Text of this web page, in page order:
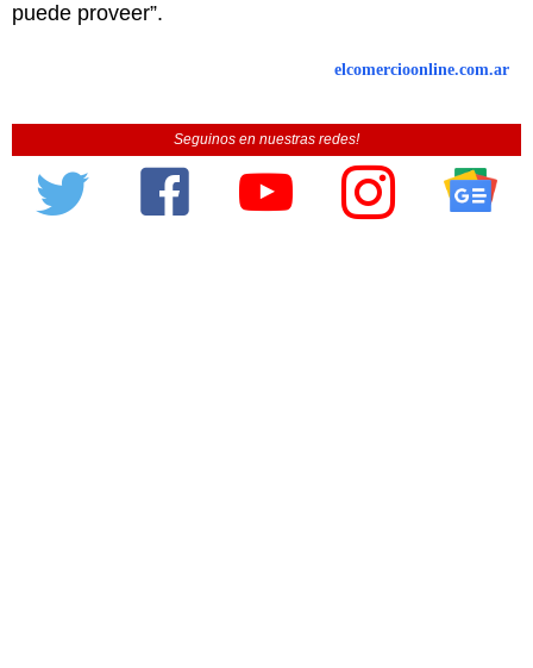
puede proveer”.
elcomercioonline.com.ar
Seguinos en nuestras redes!